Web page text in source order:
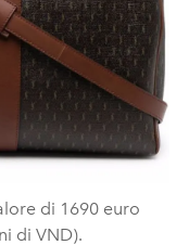
di 1690 euro
di VND).